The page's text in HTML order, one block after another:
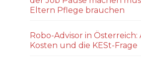
Eltern Pflege brauchen
Robo-Advisor in Österreich:
Kosten und die KESt-Frage